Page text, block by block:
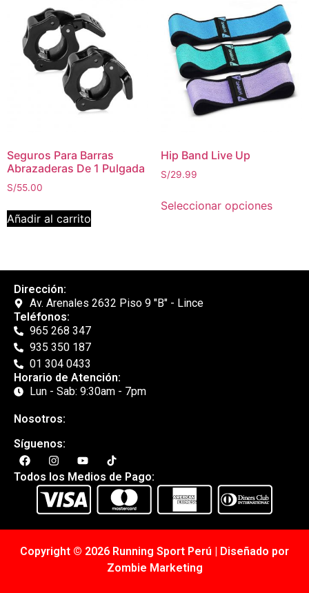
Seguros Para Barras
Abrazaderas De 1 Pulgada
S/55.00
Añadir al carrito
Hip Band Live Up
S/29.99
Seleccionar opciones
Dirección:
Av. Arenales 2632 Piso 9 "B" - Lince
Teléfonos:
965 268 347
935 350 187
01 304 0433
Horario de Atención:
Lun - Sab: 9:30am - 7pm
Nosotros:
Síguenos:
Todos los Medios de Pago:
Copyright © 2026 Running Sport Perú | Diseñado por
Zombie Marketing